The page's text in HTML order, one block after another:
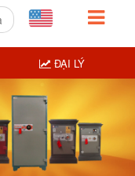
ĐẠI LÝ